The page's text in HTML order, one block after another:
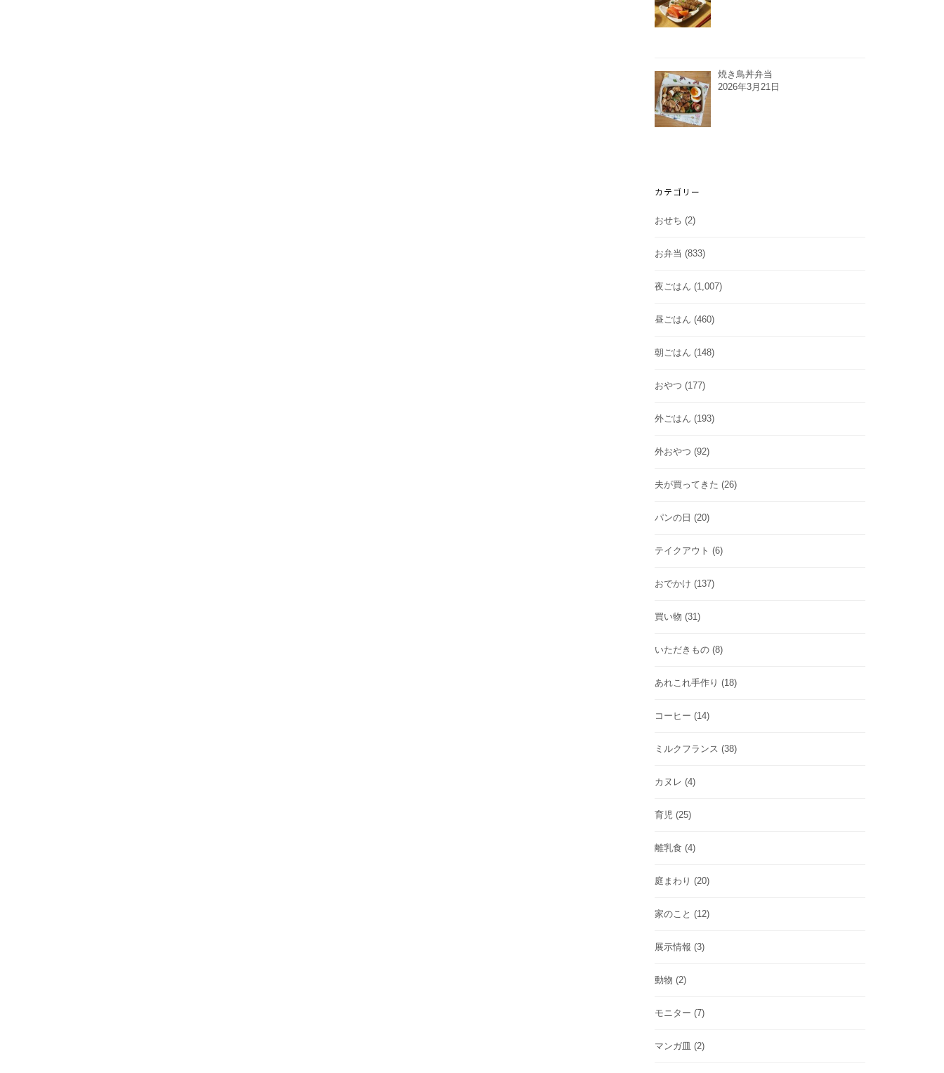
焼き鳥丼弁当
2026年3月21日
カテゴリー
おせち (2)
お弁当 (833)
夜ごはん (1,007)
昼ごはん (460)
朝ごはん (148)
おやつ (177)
外ごはん (193)
外おやつ (92)
夫が買ってきた (26)
パンの日 (20)
テイクアウト (6)
おでかけ (137)
買い物 (31)
いただきもの (8)
あれこれ手作り (18)
コーヒー (14)
ミルクフランス (38)
カヌレ (4)
育児 (25)
離乳食 (4)
庭まわり (20)
家のこと (12)
展示情報 (3)
動物 (2)
モニター (7)
マンガ皿 (2)